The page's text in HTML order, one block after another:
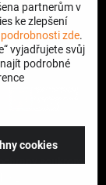
soukromí
partnerům v
ke zlepšení
zde.
vyjadřujete svůj
podrobné
cookies